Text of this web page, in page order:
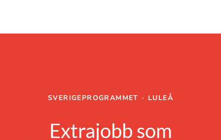
SVERIGEPROGRAMMET · LULEÅ
Extrajobb som